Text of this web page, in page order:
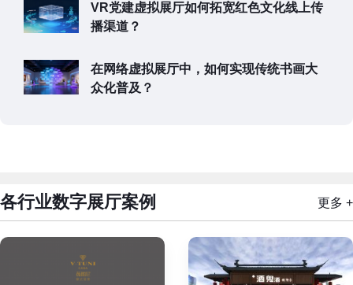
VR党建虚拟展厅如何拓宽红色文化线上传
播渠道？
在网络虚拟展厅中，如何实现传统书画大
众化普及？
各行业数字展厅案例 更多 +